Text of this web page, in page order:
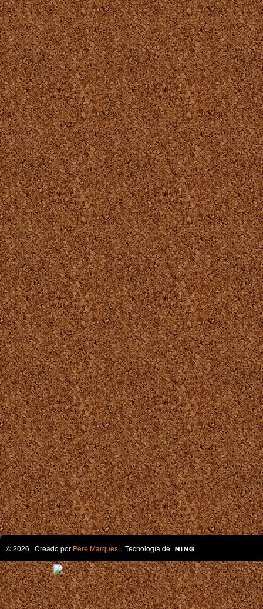
© 2026 Creado por Pere Marquès. Tecnología de